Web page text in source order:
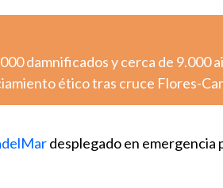
damnificados y cerca de 9.000
ético tras cruce Flores-
desplegado en emergencia